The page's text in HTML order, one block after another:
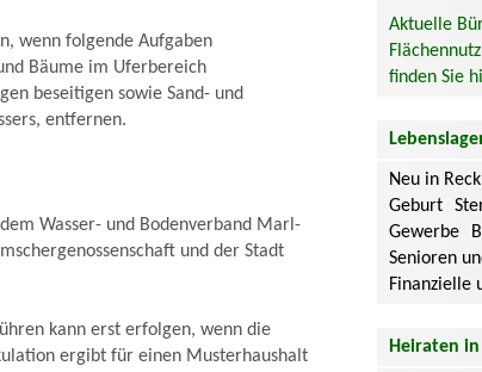
wenn folgende Aufgaben
Bäume im Uferbereich
beseitigen sowie Sand- und
entfernen.
Wasser- und Bodenverband Marl-
und der Stadt
kann erst erfolgen, wenn die
ergibt für einen Musterhaushalt
Aktuelle
finden Sie
Neu in
Geburt
Gewerbe
Senioren
Finanzielle
Heiraten